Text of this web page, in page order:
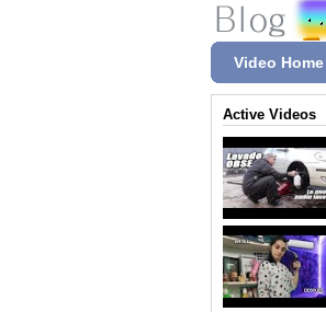
Video Home
Active Videos